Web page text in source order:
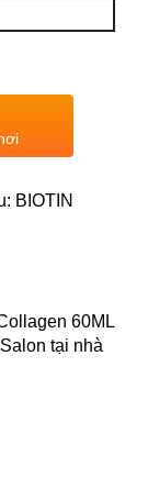
BIOTIN
60ML
tại nhà